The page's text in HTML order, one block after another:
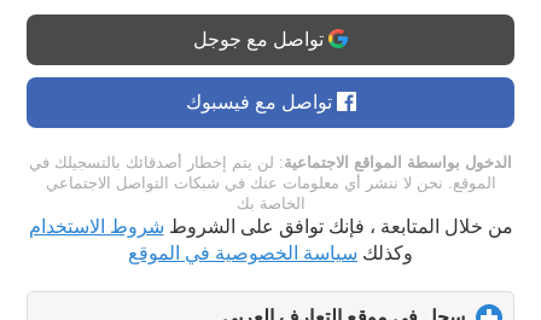
تواصل مع جوجل
تواصل مع فيسبوك
الدخول بواسطة المواقع الاجتماعية: لن يتم إخطار أصدقائك بالتسجيلك في
الموقع. نحن لا ننشر أي معلومات عنك في شبكات التواصل الاجتماعي
الخاصة بك
من خلال المتابعة ، فإنك توافق على الشروط شروط الاستخدام
وكذلك سياسة الخصوصية في الموقع